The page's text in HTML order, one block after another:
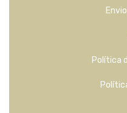
Política